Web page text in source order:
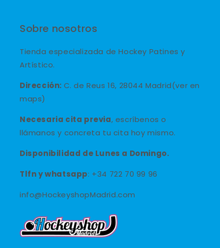
Sobre nosotros
Tienda especializada de Hockey Patines y
Artístico.
Dirección: C. de Reus 16, 28044 Madrid(ver en
maps)
Necesaria cita previa, escríbenos o
llámanos y concreta tu cita hoy mismo.
Disponibilidad de Lunes a Domingo.
Tlfn ywhatsapp: +34 722 70 99 96
info@HockeyshopMadrid.com